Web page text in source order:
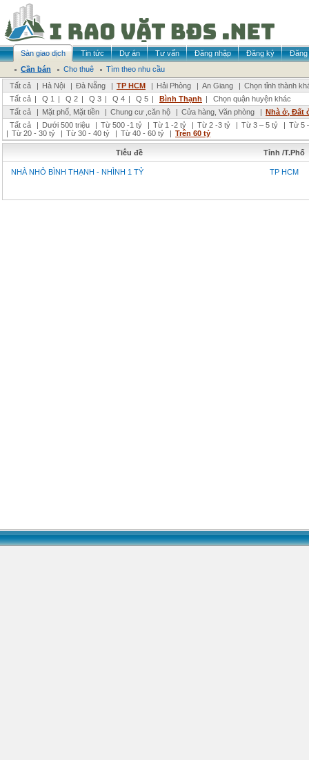
Sàn giao dịch Tin tức Dự án Tư vấn Đăng nhập Đăng ký
Đăng
Cần bán
Cho thuê
Tìm theo nhu cầu
Tất cả
| Hà Nội | Đà Nẵng | TP HCM | Hải Phòng | An Giang | Chọn tỉnh thành
Tất cả | Q 1 | Q 2 | Q 3 | Q 4 | Q 5 | Bình Thạnh |
Chọn quận huyện khác
Tất cả
| Mặt phố, Mặt tiền | Chung cư ,căn hộ | Cửa hàng, Văn phòng | Nhà ở, Đất
Tất cả
| Dưới 500 triệu | Từ 500 -1 tỷ | Từ 1 -2 tỷ | Từ 2 -3 tỷ | Từ 3 – 5 tỷ | Từ 5
| Từ 20 - 30 tỷ | Từ 30 - 40 tỷ | Từ 40 - 60 tỷ | Trên 60 tỷ
Tiêu đề Tỉnh /T.Phố
NHÀ NHỎ BÌNH THẠNH - NHÌNH 1 TỶ TP HCM